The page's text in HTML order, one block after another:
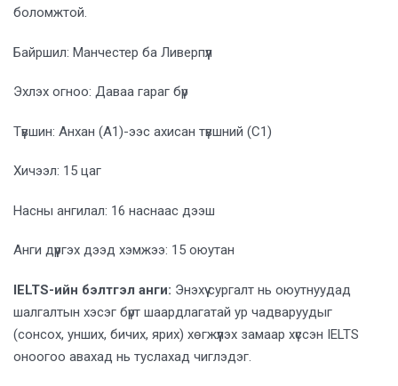
боломжтой.
Байршил: Манчестер ба Ливерпүүл
Эхлэх огноо: Даваа гараг бүр
Түвшин: Анхан (A1)-ээс ахисан түвшний (C1)
Хичээл: 15 цаг
Насны ангилал: 16 наснаас дээш
Анги дүүргэх дээд хэмжээ: 15 оюутан
IELTS-ийн бэлтгэл анги: Энэхүү сургалт нь оюутнуудад
шалгалтын хэсэг бүрт шаардлагатай ур чадваруудыг
(сонсох, унших, бичих, ярих) хөгжүүлэх замаар хүссэн IELTS
оноогоо авахад нь туслахад чиглэдэг.